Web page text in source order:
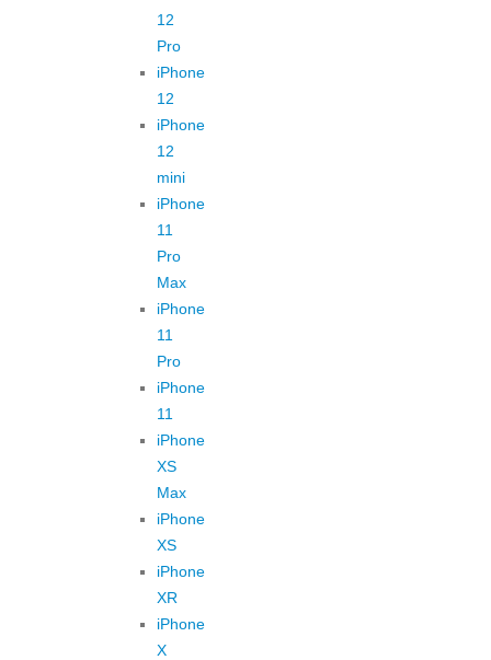
12
Pro
iPhone
12
iPhone
12
mini
iPhone
11
Pro
Max
iPhone
11
Pro
iPhone
11
iPhone
XS
Max
iPhone
XS
iPhone
XR
iPhone
X